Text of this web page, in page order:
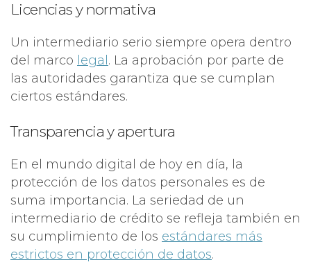
Licencias y normativa
Un intermediario serio siempre opera dentro
del marco legal . La aprobación por parte de
las autoridades garantiza que se cumplan
ciertos estándares.
Transparencia y apertura
En el mundo digital de hoy en día, la
protección de los datos personales es de
suma importancia. La seriedad de un
intermediario de crédito se refleja también en
su cumplimiento de los estándares más
estrictos en protección de datos.